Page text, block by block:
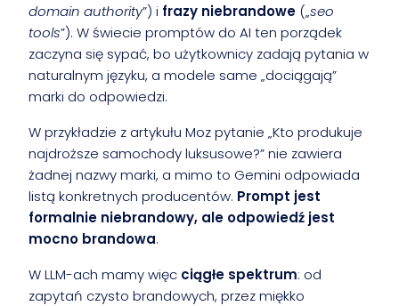
domain authority”) i frazy niebrandowe („seo
tools”). W świecie promptów do AI ten porządek
zaczyna się sypać, bo użytkownicy zadają pytania w
naturalnym języku, a modele same „dociągają”
marki do odpowiedzi.
W przykładzie z artykułu Moz pytanie „Kto produkuje
najdroższe samochody luksusowe?” nie zawiera
żadnej nazwy marki, a mimo to Gemini odpowiada
listą konkretnych producentów. Prompt jest
formalnie niebrandowy, ale odpowiedź jest
mocno brandowa.
W LLM-ach mamy więc ciągłe spektrum: od
zapytań czysto brandowych, przez miękko